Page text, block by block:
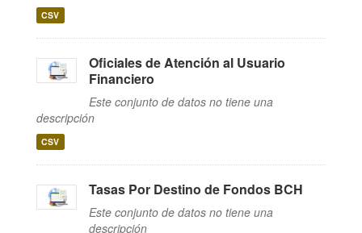
CSV
Oficiales de Atención al Usuario
Financiero
Este conjunto de datos no tiene una
descripción
CSV
Tasas Por Destino de Fondos BCH
Este conjunto de datos no tiene una
descripción